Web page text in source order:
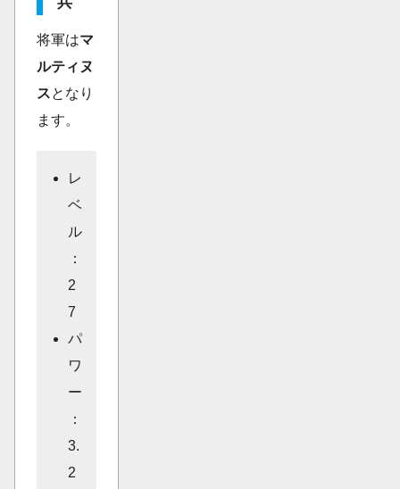
将軍はマ
ルティヌ
スとなり
ます。
レ
ベ
ル
：
2
7
パ
ワ
ー
：
3.
2